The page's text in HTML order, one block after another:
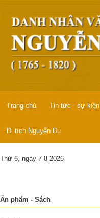
Trang chủ Tin tức - sự kiện
Di tích Nguyễn Du
Thứ 6, ngày 7-8-2026
Ấn phẩm - Sách